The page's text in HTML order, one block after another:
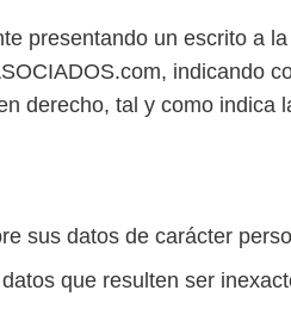
presentando un escrito a
indicando
derecho, tal y como indica
sus datos de carácter
que resulten ser